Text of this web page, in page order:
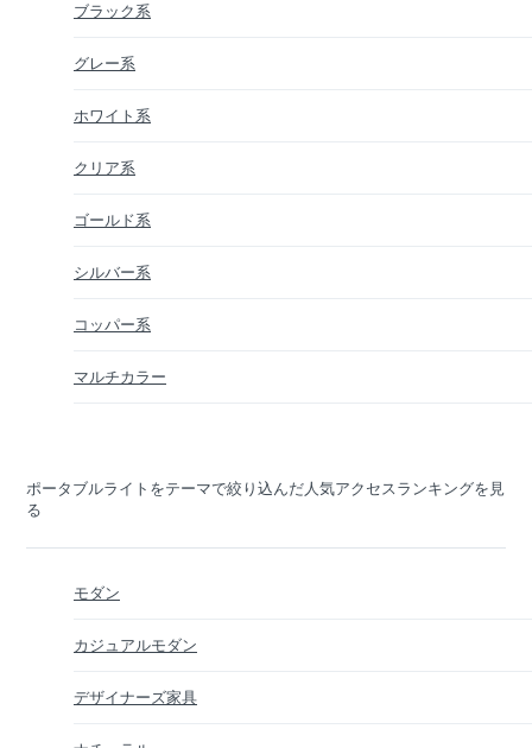
ブラック系
グレー系
ホワイト系
クリア系
ゴールド系
シルバー系
コッパー系
マルチカラー
ポータブルライトをテーマで絞り込んだ人気アクセスランキングを見
る
モダン
カジュアルモダン
デザイナーズ家具